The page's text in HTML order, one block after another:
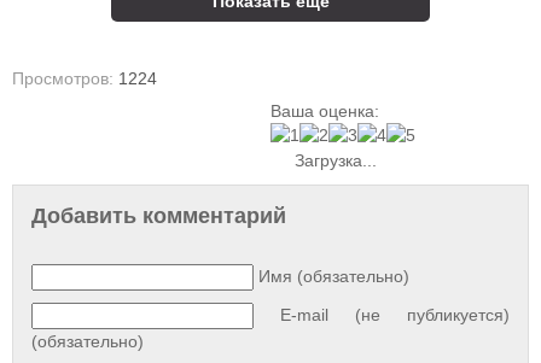
Просмотров: 1224
Ваша оценка:
Загрузка...
Добавить комментарий
Имя (обязательно)
E-mail (не публикуется)
(обязательно)